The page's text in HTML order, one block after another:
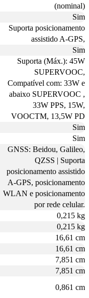
(nominal)
Sim
Suporta posicionamento
assistido A-GPS,
Sim
Suporta (Máx.): 45W
SUPERVOOC,
Compatível com: 33W e
abaixo SUPERVOOC ,
33W PPS, 15W,
VOOCTM, 13,5W PD
Sim
Sim
GNSS: Beidou, Galileo,
QZSS | Suporta
posicionamento assistido
A-GPS, posicionamento
WLAN e posicionamento
por rede celular.
0,215 kg
0,215 kg
16,61 cm
16,61 cm
7,851 cm
7,851 cm
0,861 cm